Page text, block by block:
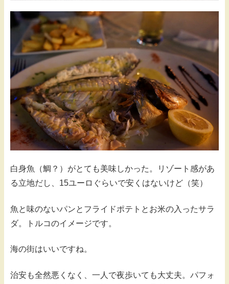
白身魚（鯛？）がとても美味しかった。リゾート感があ
る立地だし、15ユーロぐらいで安くはないけど（笑）
魚と味のないパンとフライドポテトとお米の入ったサラ
ダ。トルコのイメージです。
海の街はいいですね。
治安も全然悪くなく、一人で夜歩いても大丈夫。パフォ